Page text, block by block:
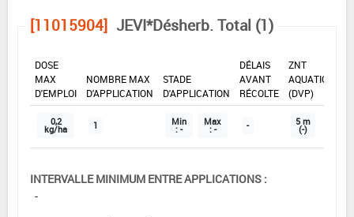
[11015904] JEVI*Désherb. Total (1)
DOSE
MAX
D'EMPLOI
NOMBRE MAX
D'APPLICATION
STADE
D'APPLICATION
DÉLAIS
AVANT
RÉCOLTE
ZNT
AQUATIQUE
(DVP)
0,2
kg/ha 1 Min
: -
Max
: - - 5 m
(-)
INTERVALLE MINIMUM ENTRE APPLICATIONS :
-